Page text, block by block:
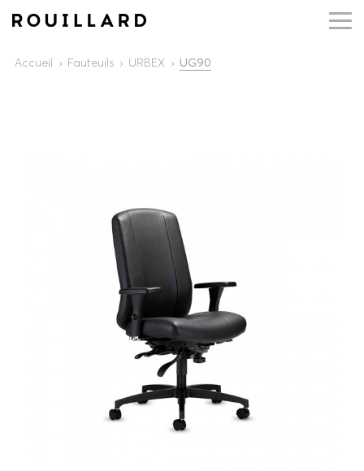
Accueil Fauteuils URBEX UG90